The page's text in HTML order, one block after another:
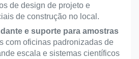
de design de projeto e
de construção no local.
e suporte para amostras
com oficinas padronizadas de
escala e sistemas científicos